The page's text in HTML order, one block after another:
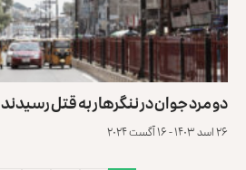
دو مرد جوان در ننگرهار به قتل رسیدند
۲۶ اسد ۱۴۰۳ - ۱۶ آگست ۲۰۲۴